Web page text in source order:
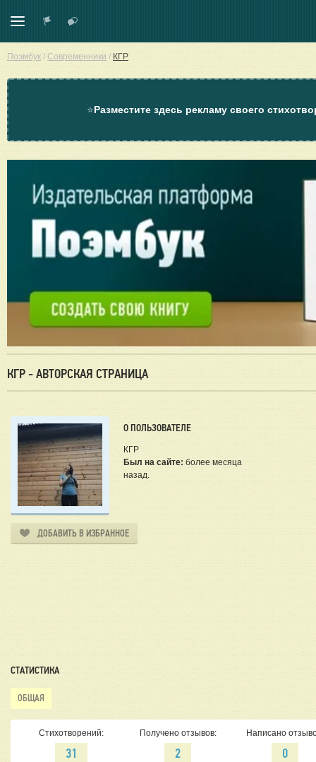
Поэмбук / Современники / КГР
⭐Разместите здесь рекламу своего
КГР - АВТОРСКАЯ СТРАНИЦА
О ПОЛЬЗОВАТЕЛЕ
КГР
Был на сайте: более месяца
назад.
ДОБАВИТЬ В ИЗБРАННОЕ
СТАТИСТИКА
ОБЩАЯ
Стихотворений:
31
Получено отзывов:
2
Написано
0